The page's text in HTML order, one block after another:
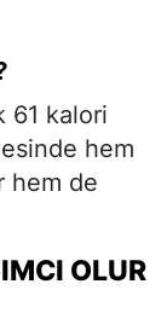
61 kalori
hem
hem de
OLUR